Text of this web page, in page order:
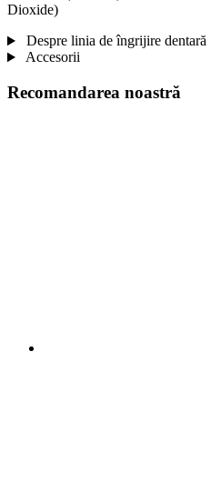
Dioxide)
Despre linia de îngrijire dentară
Accesorii
Recomandarea noastră